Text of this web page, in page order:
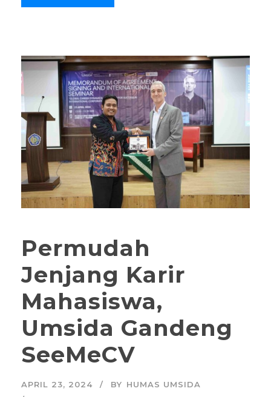
Permudah
Jenjang Karir
Mahasiswa,
Umsida Gandeng
SeeMeCV
APRIL 23, 2024 BY HUMAS UMSIDA